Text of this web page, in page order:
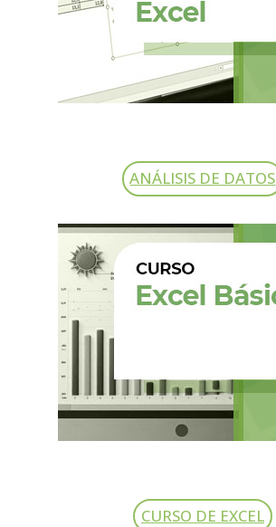
ANÁLISIS DE DATOS
CURSO DE EXCEL